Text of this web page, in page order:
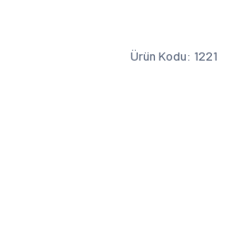
Ürün Kodu: 1221